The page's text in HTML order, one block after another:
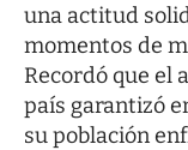
una actitud
momentos de
Recordó que el
país garantizó
su población